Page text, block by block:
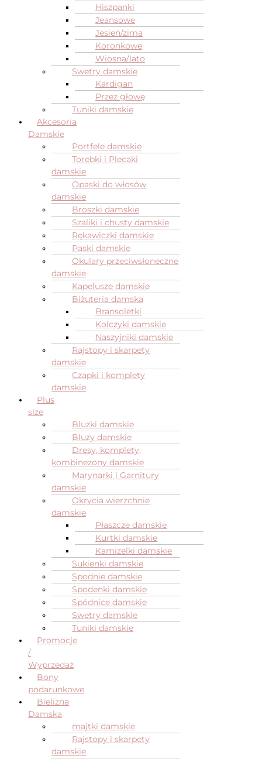
Hiszpanki
Jeansowe
Jesień/zima
Koronkowe
Wiosna/lato
Swetry damskie
Kardigan
Przez głowę
Tuniki damskie
Akcesoria
Damskie
Portfele damskie
Torebki i Plecaki
damskie
Opaski do włosów
damskie
Broszki damskie
Szaliki i chusty damskie
Rękawiczki damskie
Paski damskie
Okulary przeciwsłoneczne
damskie
Kapelusze damskie
Biżuteria damska
Bransoletki
Kolczyki damskie
Naszyjniki damskie
Rajstopy i skarpety
damskie
Czapki i komplety
damskie
Plus
size
Bluzki damskie
Bluzy damskie
Dresy, komplety,
kombinezony damskie
Marynarki i Garnitury
damskie
Okrycia wierzchnie
damskie
Płaszcze damskie
Kurtki damskie
Kamizelki damskie
Sukienki damskie
Spodnie damskie
Spodenki damskie
Spódnice damskie
Swetry damskie
Tuniki damskie
Promocje
/
Wyprzedaż
Bony
podarunkowe
Bielizna
Damska
majtki damskie
Rajstopy i skarpety
damskie